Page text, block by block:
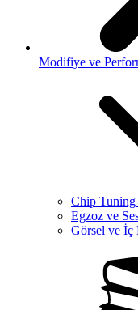
Modifiye ve
Chip
Egzoz ve
Görsel ve İç